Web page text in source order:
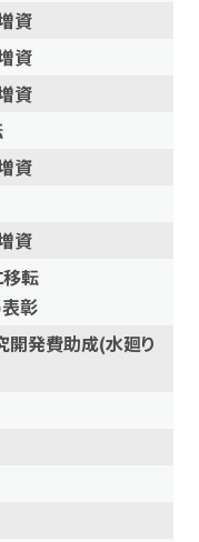
資
資
資
資
資
転
彰
開発費助成(水廻り